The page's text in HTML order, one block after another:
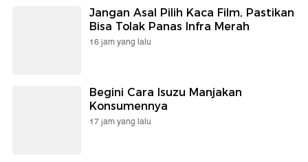
Jangan Asal Pilih Kaca Film, Pastikan
Bisa Tolak Panas Infra Merah
16 jam yang lalu
Begini Cara Isuzu Manjakan
Konsumennya
17 jam yang lalu